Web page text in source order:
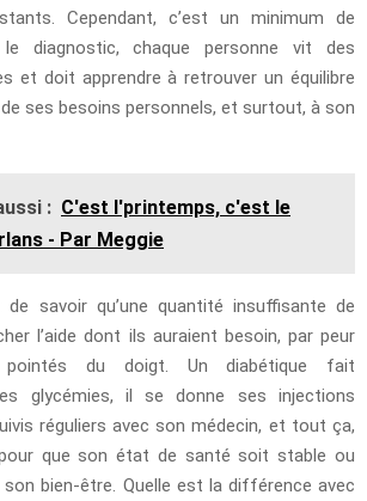
Cependant, c’est un minimum de
diagnostic, chaque personne vit des
et doit apprendre à retrouver un équilibre
ses besoins personnels, et surtout, à son
: C'est l'printemps, c'est le
- Par Meggie
savoir qu’une quantité insuffisante de
l’aide dont ils auraient besoin, par peur
du doigt. Un diabétique fait
glycémies, il se donne ses injections
réguliers avec son médecin, et tout ça,
que son état de santé soit stable ou
bien-être. Quelle est la différence avec